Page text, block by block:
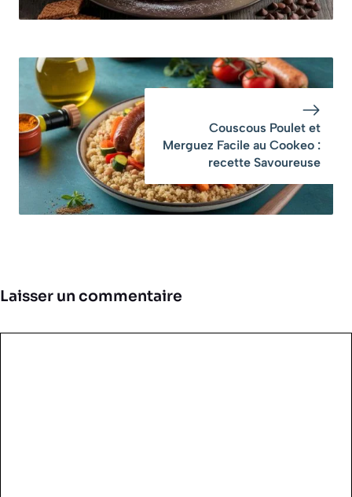
Couscous Poulet et
Merguez Facile au Cookeo :
recette Savoureuse
Laisser un commentaire